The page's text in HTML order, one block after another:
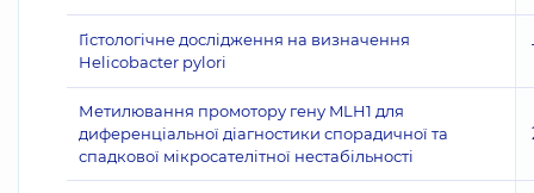
Гістологічне дослідження на визначення
Helicobacter pylori
Метилювання промотору гену MLH1 для
диференціальної діагностики спорадичної та
спадкової мікросателітної нестабільності